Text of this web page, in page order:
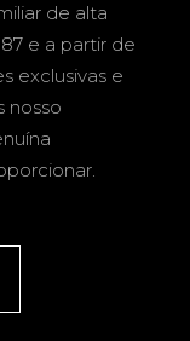
de alta
e a partir de
exclusivas e
nosso